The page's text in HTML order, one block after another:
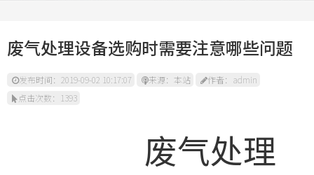
废气处理设备选购时需要注意哪些问题
发布时间：2019-09-02 10:17:07 来源：本站
作者：admin
点击次数：1393
废气处理